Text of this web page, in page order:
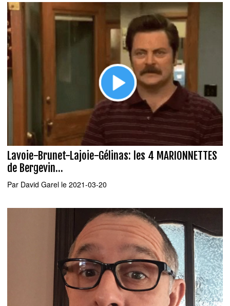
Lavoie-Brunet-Lajoie-Gélinas: les 4 MARIONNETTES
de Bergevin...
Par David Garel le 2021-03-20